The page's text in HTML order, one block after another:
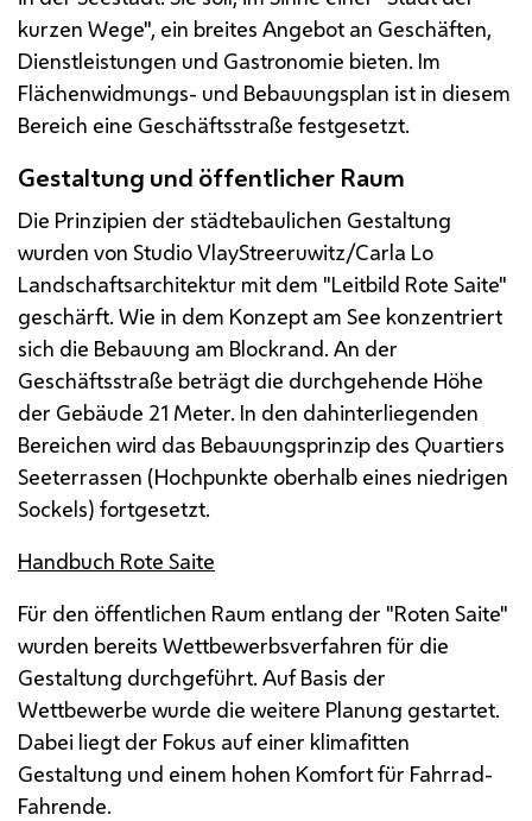
kurzen Wege", ein breites Angebot an Geschäften,
Dienstleistungen und Gastronomie bieten. Im
Flächenwidmungs- und Bebauungsplan ist in diesem
Bereich eine Geschäftsstraße festgesetzt.
Gestaltung und öffentlicher Raum
Die Prinzipien der städtebaulichen Gestaltung
wurden von Studio VlayStreeruwitz/Carla Lo
Landschaftsarchitektur mit dem "Leitbild Rote Saite"
geschärft. Wie in dem Konzept am See konzentriert
sich die Bebauung am Blockrand. An der
Geschäftsstraße beträgt die durchgehende Höhe
der Gebäude 21 Meter. In den dahinterliegenden
Bereichen wird das Bebauungsprinzip des Quartiers
Seeterrassen (Hochpunkte oberhalb eines niedrigen
Sockels) fortgesetzt.
Handbuch Rote Saite
Für den öffentlichen Raum entlang der "Roten Saite"
wurden bereits Wettbewerbsverfahren für die
Gestaltung durchgeführt. Auf Basis der
Wettbewerbe wurde die weitere Planung gestartet.
Dabei liegt der Fokus auf einer klimafitten
Gestaltung und einem hohen Komfort für Fahrrad-
Fahrende.